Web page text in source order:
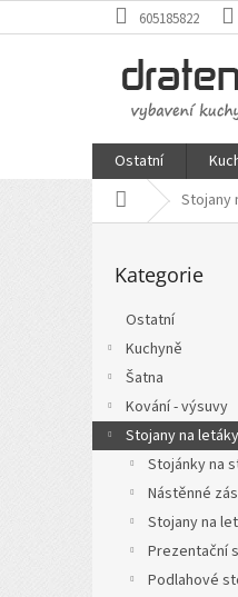
na
605185822
Ostatní
Domů Stojany
í
p
kategorie
Kategorie
Ostatní
Kuchyně
Šatna
Kování - výsuvy
Stojany na
Stojánky na
Nástěnné
Stojany na
Prezentační
Podlahové